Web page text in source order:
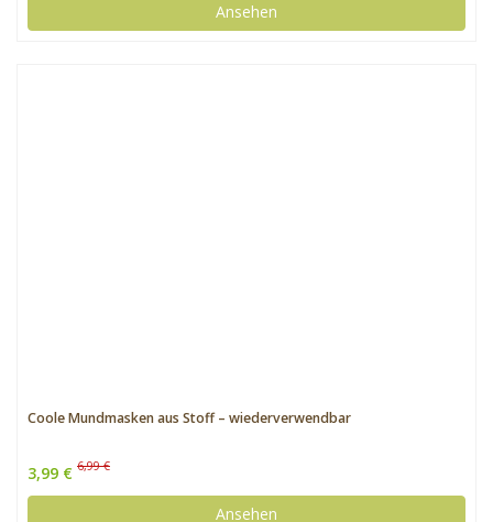
Ansehen
Coole Mundmasken aus Stoff – wiederverwendbar
3,99 € 6,99 €
Ansehen